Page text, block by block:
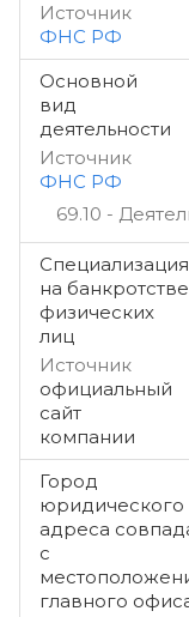
Источник
ФНС РФ
Основной
вид
деятельности
Источник
ФНС РФ
69.10 -
Специализация
на банкротстве
физических
лиц
Источник
официальный
сайт
компании
Город
юридического
адреса
с
главного